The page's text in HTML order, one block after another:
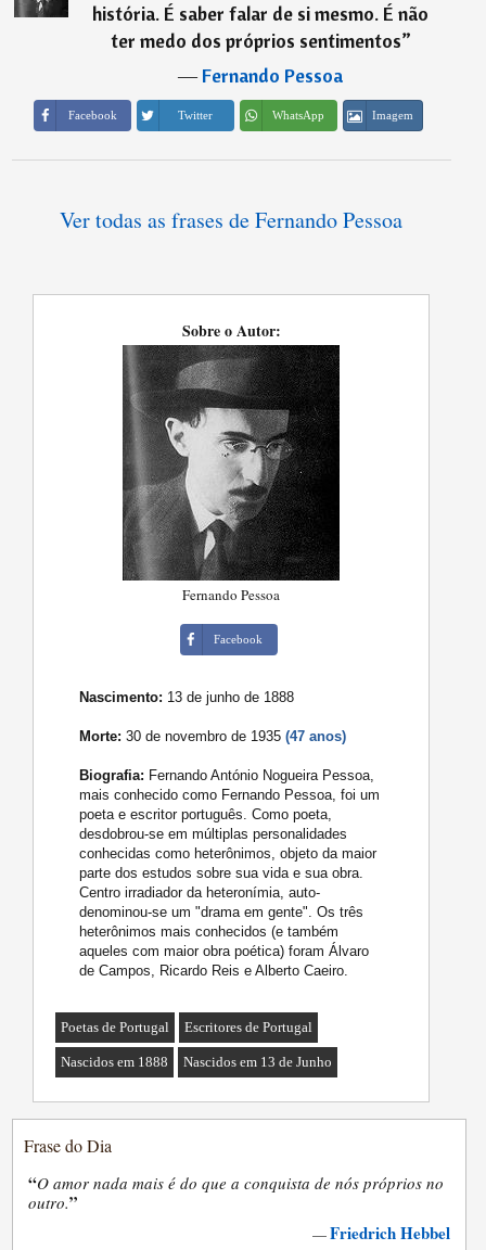
história. É saber falar de si mesmo. É não
ter medo dos próprios sentimentos”
―Fernando Pessoa
Facebook Twitter WhatsApp Imagem
Ver todas as frases de Fernando Pessoa
Sobre o Autor:
Fernando Pessoa
Facebook
Nascimento: 13 de junho de 1888
Morte: 30 de novembro de 1935(47 anos)
Biografia: Fernando António Nogueira Pessoa,
mais conhecido como Fernando Pessoa, foi um
poeta e escritor português. Como poeta,
desdobrou-se em múltiplas personalidades
conhecidas como heterônimos, objeto da maior
parte dos estudos sobre sua vida e sua obra.
Centro irradiador da heteronímia, auto-
denominou-se um "drama em gente". Os três
heterônimos mais conhecidos (e também
aqueles com maior obra poética) foram Álvaro
de Campos, Ricardo Reis e Alberto Caeiro.
Poetas de Portugal Escritores de Portugal
Nascidos em 1888 Nascidos em 13 de Junho
Frase do Dia
“O amor nada mais é do que a conquista de nós próprios no
outro.”
—Friedrich Hebbel